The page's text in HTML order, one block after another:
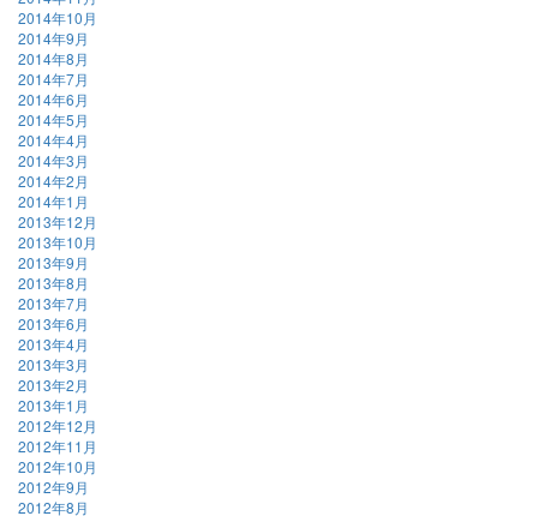
2014年10月
2014年9月
2014年8月
2014年7月
2014年6月
2014年5月
2014年4月
2014年3月
2014年2月
2014年1月
2013年12月
2013年10月
2013年9月
2013年8月
2013年7月
2013年6月
2013年4月
2013年3月
2013年2月
2013年1月
2012年12月
2012年11月
2012年10月
2012年9月
2012年8月